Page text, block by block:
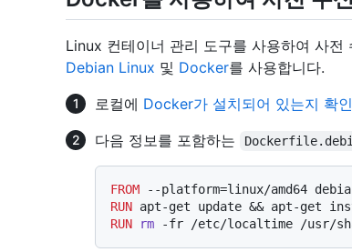
Linux 컨테이너 관리 도구를 사용하여 사
Debian Linux 및 Docker를 사용합니다.
로컬에 Docker가 설치되어 있는지 확인
다음 정보를 포함하는
FROM
RUN apt-get update && apt-get
RUN
rm -fr /etc/localtime /usr/